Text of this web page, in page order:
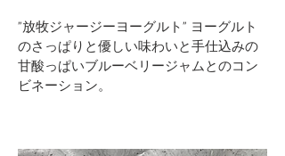
"放牧ジャージーヨーグルト" ヨーグルト
のさっぱりと優しい味わいと手仕込みの
甘酸っぱいブルーベリージャムとのコン
ビネーション。